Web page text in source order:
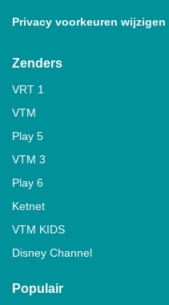
Privacy voorkeuren wijzigen
Zenders
VRT 1
VTM
Play 5
VTM 3
Play 6
Ketnet
VTM KIDS
Disney Channel
Populair